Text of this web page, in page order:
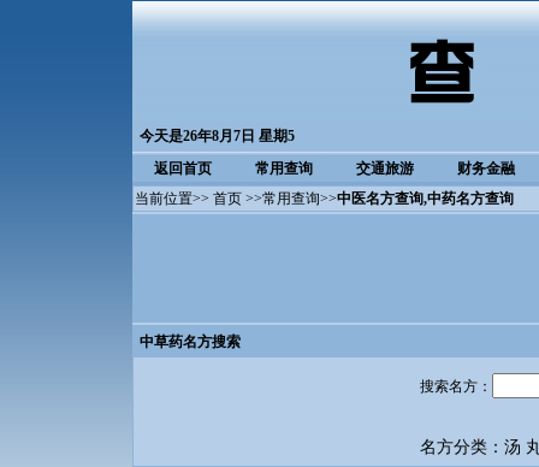
今天是26年8月7日 星期5
返回首页
常用查询 交通旅游
财务金融
当前位置>> 首页 >>常用查询>>中医名方查询,中药名方查询
中草药名方搜索
搜索名方：
名方分类： 汤